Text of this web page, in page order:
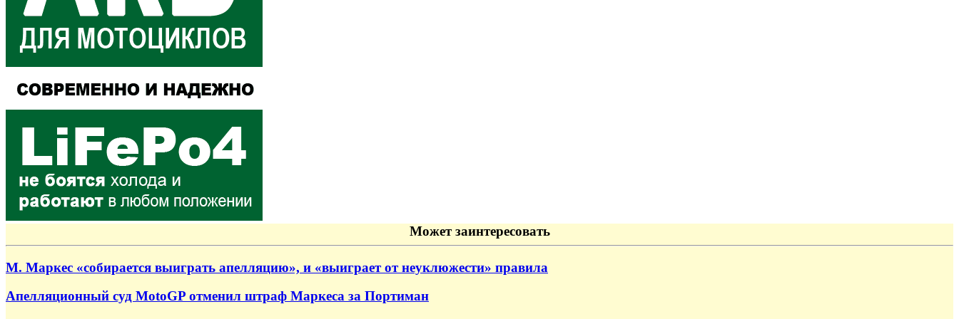
Может заинтересовать
М. Маркес «собирается выиграть апелляцию», и «выиграет от неуклюжести» правила
Апелляционный суд MotoGP отменил штраф Маркеса за Портиман